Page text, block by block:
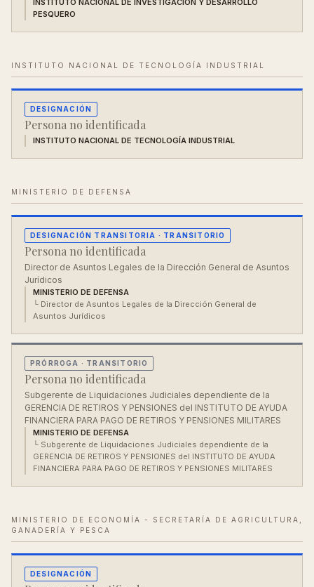
INSTITUTO NACIONAL DE INVESTIGACIÓN Y DESARROLLO
PESQUERO
INSTITUTO NACIONAL DE TECNOLOGÍA INDUSTRIAL
DESIGNACIÓN
Persona no identificada
INSTITUTO NACIONAL DE TECNOLOGÍA INDUSTRIAL
MINISTERIO DE DEFENSA
DESIGNACIÓN TRANSITORIA · TRANSITORIO
Persona no identificada
Director de Asuntos Legales de la Dirección General de Asuntos
Jurídicos
MINISTERIO DE DEFENSA
└ Director de Asuntos Legales de la Dirección General de
Asuntos Jurídicos
PRÓRROGA · TRANSITORIO
Persona no identificada
Subgerente de Liquidaciones Judiciales dependiente de la
GERENCIA DE RETIROS Y PENSIONES del INSTITUTO DE AYUDA
FINANCIERA PARA PAGO DE RETIROS Y PENSIONES MILITARES
MINISTERIO DE DEFENSA
└ Subgerente de Liquidaciones Judiciales dependiente de la
GERENCIA DE RETIROS Y PENSIONES del INSTITUTO DE AYUDA
FINANCIERA PARA PAGO DE RETIROS Y PENSIONES MILITARES
MINISTERIO DE ECONOMÍA - SECRETARÍA DE AGRICULTURA,
GANADERÍA Y PESCA
DESIGNACIÓN